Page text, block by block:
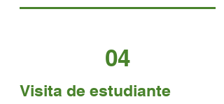
04
Visita de estudiante